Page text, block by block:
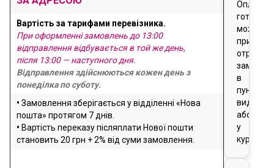
Вартість за тарифами перевізника.
При оформленні замовлень до 13:00
відправлення відбувається в той же день,
після 13:00 — наступного дня.
Відправлення здійснюються кожен день з
понеділка по суботу.
• Замовлення зберігається у відділенні «Нова
пошта» протягом 7 днів.
• Вартість переказу післяплати Нової пошти
становить 20 грн + 2% від суми замовлення.
Оплата
готівкою
можлива
при
в
пункті
видачі
або
у
кур'єра